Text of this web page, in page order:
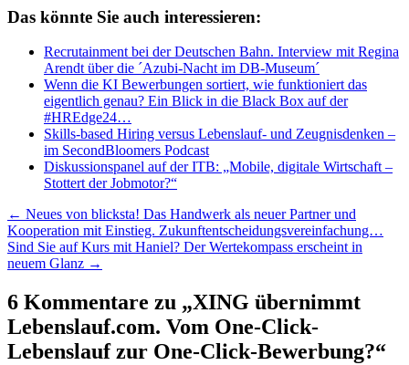
Das könnte Sie auch interessieren:
Recrutainment bei der Deutschen Bahn. Interview mit Regina
Arendt über die ´Azubi-Nacht im DB-Museum´
Wenn die KI Bewerbungen sortiert, wie funktioniert das
eigentlich genau? Ein Blick in die Black Box auf der
#HREdge24…
Skills-based Hiring versus Lebenslauf- und Zeugnisdenken –
im SecondBloomers Podcast
Diskussionspanel auf der ITB: „Mobile, digitale Wirtschaft –
Stottert der Jobmotor?“
Beitragsnavigation
← Neues von blicksta! Das Handwerk als neuer Partner und
Kooperation mit Einstieg. Zukunftentscheidungsvereinfachung…
Sind Sie auf Kurs mit Haniel? Der Wertekompass erscheint in
neuem Glanz →
6 Kommentare zu „XING übernimmt
Lebenslauf.com. Vom One-Click-
Lebenslauf zur One-Click-Bewerbung?“